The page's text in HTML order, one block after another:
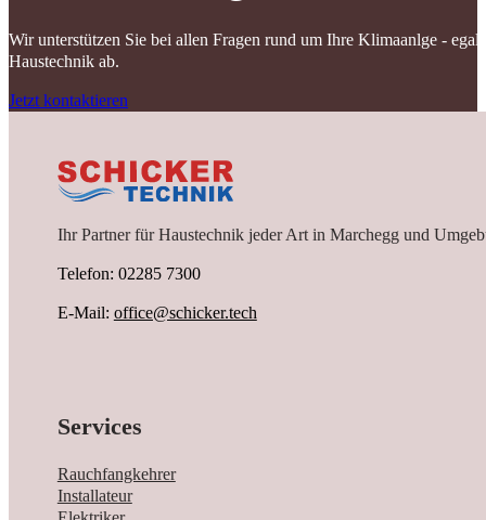
Wir unterstützen Sie bei allen Fragen rund um Ihre Klimaanlge -
Haustechnik ab.
Jetzt kontaktieren
Ihr Partner für Haustechnik jeder Art in Marchegg und
Telefon: 02285 7300
E-Mail: office@schicker.tech
Services
Rauchfangkehrer
Installateur